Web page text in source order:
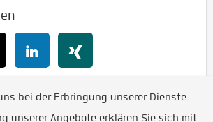
bei der Erbringung unserer Dienste.
unserer Angebote erklären Sie sich mit